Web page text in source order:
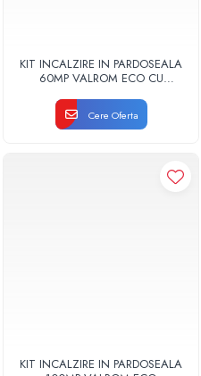
KIT INCALZIRE IN PARDOSEALA
60MP VALROM ECO CU
Cere Oferta
KIT INCALZIRE IN PARDOSEALA